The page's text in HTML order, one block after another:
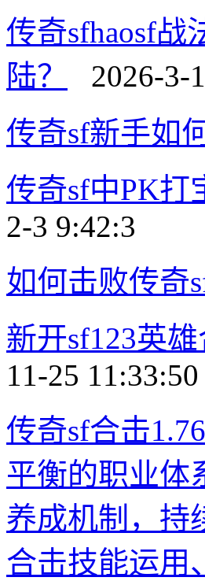
传奇sfhaosf战
陆？
2026-3-
传奇sf新手如
传奇sf中PK打
2-3 9:42:3
如何击败传奇
新开sf123英
11-25 11:33:50
传奇sf合击
平衡的职业体
养成机制，持
合击技能运用